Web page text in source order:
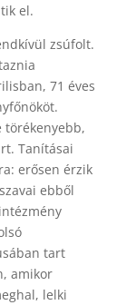
el.
zsúfolt.
71 éves
törékenyebb,
Tanításai
erősen érzik
ebből
tart
amikor
lelki